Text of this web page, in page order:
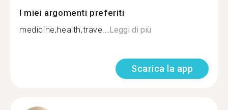
I miei argomenti preferiti
medicine,health,trave...Leggi di più
Scarica la app